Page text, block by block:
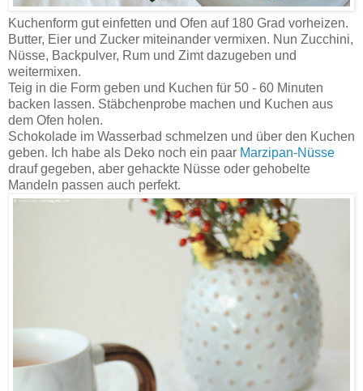
Kuchenform gut einfetten und Ofen auf 180 Grad vorheizen.
Butter, Eier und Zucker miteinander vermixen. Nun Zucchini,
Nüsse, Backpulver, Rum und Zimt dazugeben und
weitermixen.
Teig in die Form geben und Kuchen für 50 - 60 Minuten
backen lassen. Stäbchenprobe machen und Kuchen aus
dem Ofen holen.
Schokolade im Wasserbad schmelzen und über den Kuchen
geben. Ich habe als Deko noch ein paar Marzipan-Nüsse
drauf gegeben, aber gehackte Nüsse oder gehobelte
Mandeln passen auch perfekt.